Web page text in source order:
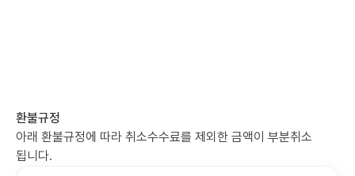
환불규정
아래 환불규정에 따라 취소수수료를 제외한 금액이 부분취소
됩니다.